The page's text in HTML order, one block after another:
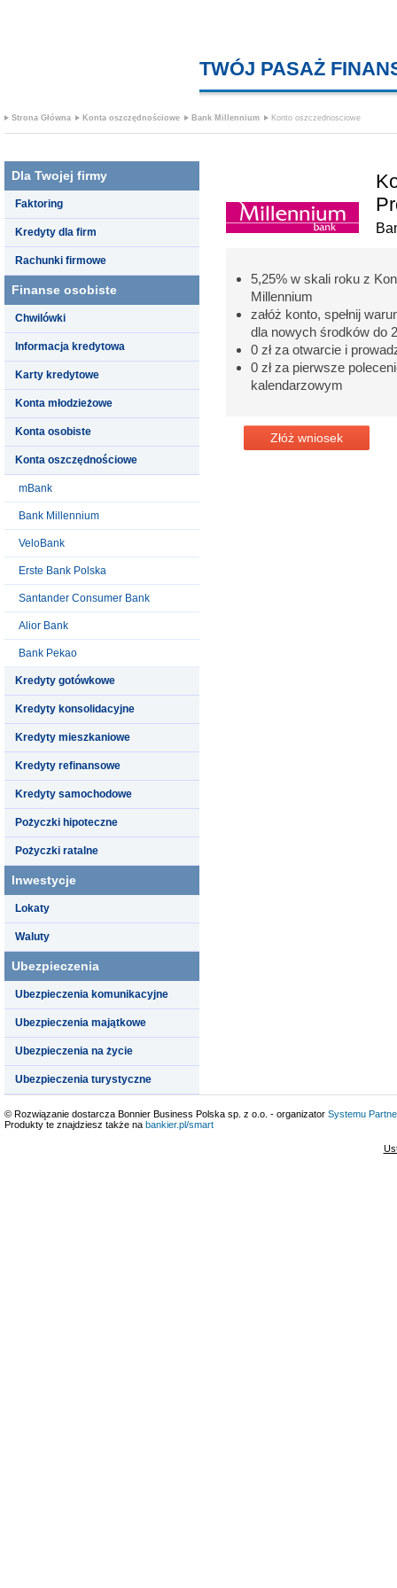
TWÓJ PASAŻ
Strona Główna Konta oszczędnościowe Bank Millennium Konto oszczednosciowe
Dla Twojej firmy
Faktoring
Kredyty dla firm
Rachunki firmowe
Finanse osobiste
Chwilówki
Informacja kredytowa
Karty kredytowe
Konta młodzieżowe
Konta osobiste
Konta oszczędnościowe
mBank
Bank Millennium
VeloBank
Erste Bank Polska
Santander Consumer Bank
Alior Bank
Bank Pekao
Kredyty gotówkowe
Kredyty konsolidacyjne
Kredyty mieszkaniowe
Kredyty refinansowe
Kredyty samochodowe
Pożyczki hipoteczne
Pożyczki ratalne
Inwestycje
Lokaty
Waluty
Ubezpieczenia
Ubezpieczenia komunikacyjne
Ubezpieczenia majątkowe
Ubezpieczenia na życie
Ubezpieczenia turystyczne
5,25% w skali roku z
Millennium
załóż konto, spełnij
dla nowych środków do
0 zł za otwarcie i
0 zł za pierwsze
kalendarzowym
Złóż wniosek
© Rozwiązanie dostarcza Bonnier Business Polska sp. z o.o. - organizator Systemu
Produkty te znajdziesz także na bankier.pl/smart